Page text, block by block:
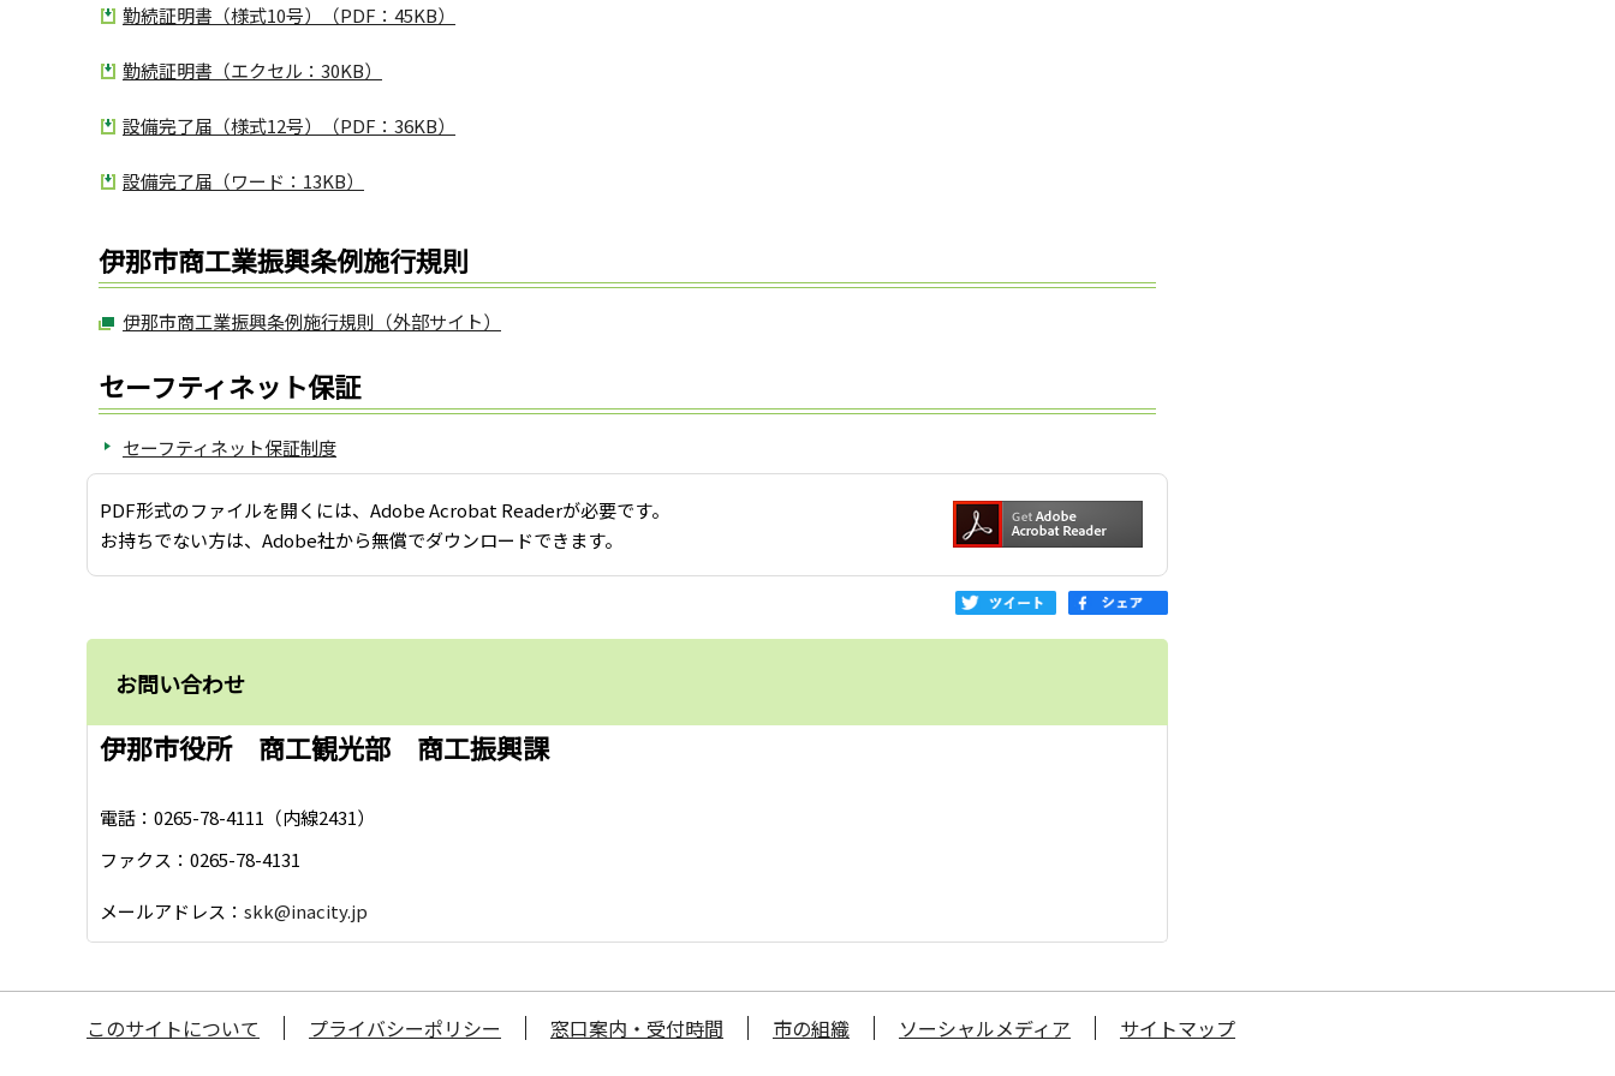
勤続証明書（様式10号）（PDF：45KB）
勤続証明書（エクセル：30KB）
設備完了届（様式12号）（PDF：36KB）
設備完了届（ワード：13KB）
伊那市商工業振興条例施行規則
伊那市商工業振興条例施行規則（外部サイト）
セーフティネット保証
セーフティネット保証制度
PDF形式のファイルを開くには、Adobe Acrobat Readerが必要です。
お持ちでない方は、Adobe社から無償でダウンロードできます。
お問い合わせ
伊那市役所 商工観光部 商工振興課
電話：0265-78-4111（内線2431）
ファクス：0265-78-4131
メールアドレス： skk@inacity.jp
このサイトについて プライバシーポリシー 窓口案内・受付時間 市の組織 ソーシャルメディア サイトマップ